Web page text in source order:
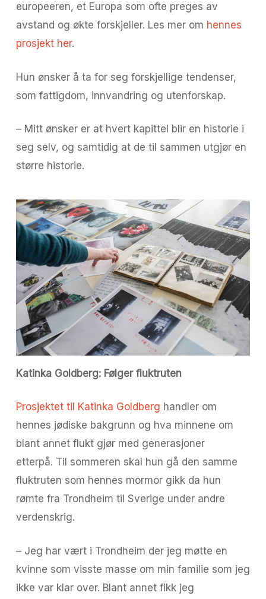
europeeren, et Europa som ofte preges av
avstand og økte forskjeller. Les mer om hennes
prosjekt her.
Hun ønsker å ta for seg forskjellige tendenser,
som fattigdom, innvandring og utenforskap.
– Mitt ønsker er at hvert kapittel blir en historie i
seg selv, og samtidig at de til sammen utgjør en
større historie.
Katinka Goldberg: Følger fluktruten
Prosjektet til Katinka Goldberg handler om
hennes jødiske bakgrunn og hva minnene om
blant annet flukt gjør med generasjoner
etterpå. Til sommeren skal hun gå den samme
fluktruten som hennes mormor gikk da hun
rømte fra Trondheim til Sverige under andre
verdenskrig.
– Jeg har vært i Trondheim der jeg møtte en
kvinne som visste masse om min familie som jeg
ikke var klar over. Blant annet fikk jeg